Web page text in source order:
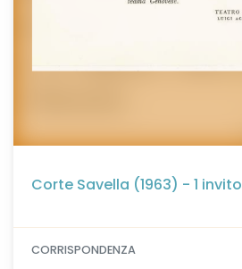
Corte Savella (1963) - 1 invito
CORRISPONDENZA